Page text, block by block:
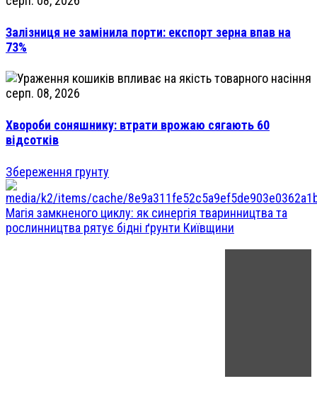
Залізниця не замінила порти: експорт зерна впав на
73%
серп. 08, 2026
Хвороби соняшнику: втрати врожаю сягають 60
відсотків
Збереження грунту
Магія замкненого циклу: як синергія тваринництва та
рослинництва рятує бідні ґрунти Київщини